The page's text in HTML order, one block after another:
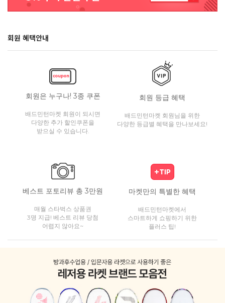
회원 혜택안내
회원은 누구나! 3종 쿠폰
배드민턴마켓 회원이 되시면
다양한 추가 할인쿠폰을
받으실 수 있습니다.
회원 등급 혜택
배드민턴마켓 회원님을 위한
다양한 등급별 혜택을 만나보세요!
베스트 포토리뷰 총 3만원
매월 스타벅스 상품권
3명 지급! 베스트 리뷰 당첨
어렵지 않아요~
마켓만의 특별한 혜택
배드민턴마켓에서
스마트하게 쇼핑하기 위한
플러스 팁!